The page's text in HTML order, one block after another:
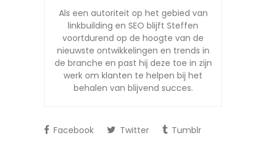
Als een autoriteit op het gebied van
linkbuilding en SEO blijft Steffen
voortdurend op de hoogte van de
nieuwste ontwikkelingen en trends in
de branche en past hij deze toe in zijn
werk om klanten te helpen bij het
behalen van blijvend succes.
Facebook Twitter
Tumblr